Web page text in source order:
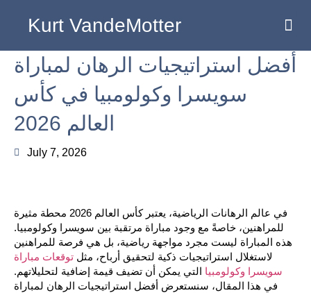
Kurt VandeMotter
أفضل استراتيجيات الرهان لمباراة
سويسرا وكولومبيا في كأس
العالم 2026
July 7, 2026
في عالم الرهانات الرياضية، يعتبر كأس العالم 2026 محطة مثيرة
للمراهنين، خاصةً مع وجود مباراة مرتقبة بين سويسرا وكولومبيا.
هذه المباراة ليست مجرد مواجهة رياضية، بل هي فرصة للمراهنين
لاستغلال استراتيجيات ذكية لتحقيق أرباح، مثل توقعات مباراة
سويسرا وكولومبيا التي يمكن أن تضيف قيمة إضافية لتحليلاتهم.
في هذا المقال، سنستعرض أفضل استراتيجيات الرهان لمباراة